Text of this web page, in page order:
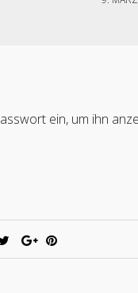
ein, um ihn